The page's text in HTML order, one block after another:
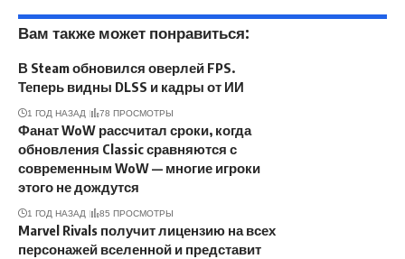
Вам также может понравиться:
В Steam обновился оверлей FPS.
Теперь видны DLSS и кадры от ИИ
1 ГОД НАЗАД 78 ПРОСМОТРЫ
Фанат WoW рассчитал сроки, когда
обновления Classic сравняются с
современным WoW — многие игроки
этого не дождутся
1 ГОД НАЗАД 85 ПРОСМОТРЫ
Marvel Rivals получит лицензию на всех
персонажей вселенной и представит